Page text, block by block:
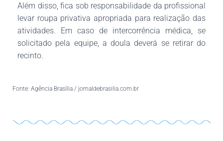
Além disso, fica sob responsabilidade da profissional
levar roupa privativa apropriada para realização das
atividades. Em caso de intercorrência médica, se
solicitado pela equipe, a doula deverá se retirar do
recinto.
Fonte: Agência Brasília / jornaldebrasilia.com.br